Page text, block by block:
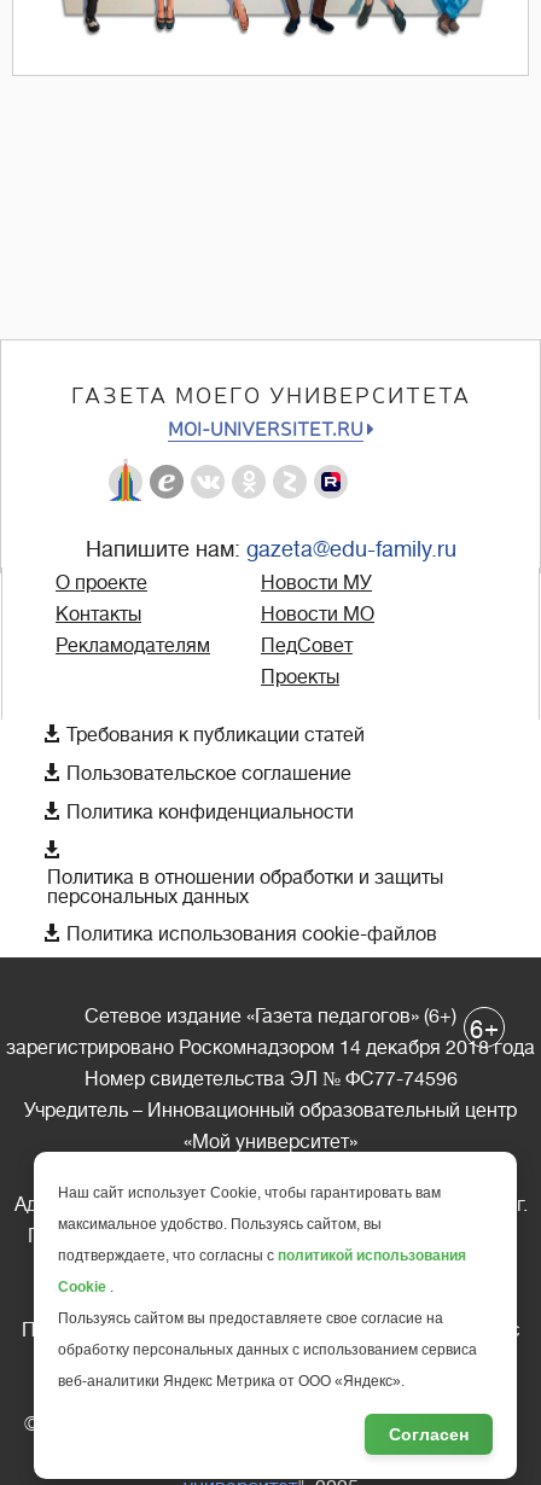
ГАЗЕТА МОЕГО УНИВЕРСИТЕТА
MOI-UNIVERSITET.RU
Напишите нам: gazeta@edu-family.ru
О проекте
Контакты
Рекламодателям
Новости МУ
Новости МО
ПедСовет
Проекты
 Требования к публикации статей
 Пользовательское соглашение
 Политика конфиденциальности

Политика в отношении обработки и защиты
персональных данных
 Политика использования cookie-файлов
Сетевое издание «Газета педагогов» (6+)
зарегистрировано Роскомнадзором 14 декабря 2018 года
Номер свидетельства ЭЛ № ФС77-74596
Учредитель – Инновационный образовательный центр
«Мой университет»
Адрес редакции: 185035 Россия, Республика Карелия, г.
Петрозаводск, ул. Фридриха Энгельса д.10, офис 211
Телефон редакции: +7 (499) 685-10-45
Перепечатка материалов газеты допускается только c
письменного разрешения редакции
Ссылка на «Газету педагогов» обязательна.
© АНО ДПО "Инновационный образовательный центр
повышения квалификации и переподготовки "Мой
6+
Наш сайт использует Cookie, чтобы гарантировать вам
максимальное удобство. Пользуясь сайтом, вы
подтверждаете, что согласны с политикой использования
Cookie .
Пользуясь сайтом вы предоставляете свое согласие на
обработку персональных данных с использованием сервиса
веб-аналитики Яндекс Метрика от ООО «Яндекс».
Согласен